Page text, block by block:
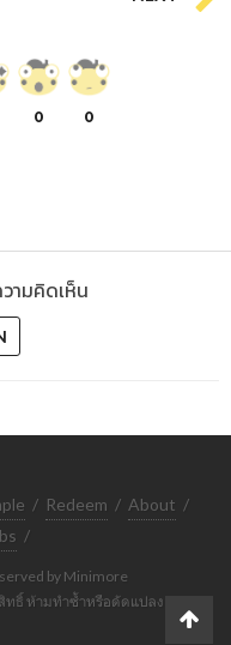
0 0
ามคิดเห็น
/ Redeem / About /
/
by Minimore
ทธิ์ ห้ามทำซ้ำหรือดัดแปลง